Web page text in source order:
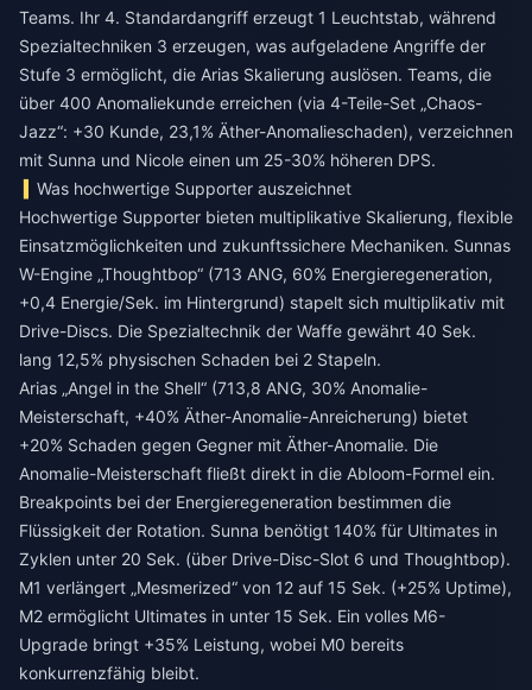
Teams. Ihr 4. Standardangriff erzeugt 1 Leuchtstab, während
Spezialtechniken 3 erzeugen, was aufgeladene Angriffe der
Stufe 3 ermöglicht, die Arias Skalierung auslösen. Teams, die
über 400 Anomaliekunde erreichen (via 4-Teile-Set „Chaos-
Jazz“: +30 Kunde, 23,1% Äther-Anomalieschaden), verzeichnen
mit Sunna und Nicole einen um 25-30% höheren DPS.
Was hochwertige Supporter auszeichnet
Hochwertige Supporter bieten multiplikative Skalierung, flexible
Einsatzmöglichkeiten und zukunftssichere Mechaniken. Sunnas
W-Engine „Thoughtbop“ (713 ANG, 60% Energieregeneration,
+0,4 Energie/Sek. im Hintergrund) stapelt sich multiplikativ mit
Drive-Discs. Die Spezialtechnik der Waffe gewährt 40 Sek.
lang 12,5% physischen Schaden bei 2 Stapeln.
Arias „Angel in the Shell“ (713,8 ANG, 30% Anomalie-
Meisterschaft, +40% Äther-Anomalie-Anreicherung) bietet
+20% Schaden gegen Gegner mit Äther-Anomalie. Die
Anomalie-Meisterschaft fließt direkt in die Abloom-Formel ein.
Breakpoints bei der Energieregeneration bestimmen die
Flüssigkeit der Rotation. Sunna benötigt 140% für Ultimates in
Zyklen unter 20 Sek. (über Drive-Disc-Slot 6 und Thoughtbop).
M1 verlängert „Mesmerized“ von 12 auf 15 Sek. (+25% Uptime),
M2 ermöglicht Ultimates in unter 15 Sek. Ein volles M6-
Upgrade bringt +35% Leistung, wobei M0 bereits
konkurrenzfähig bleibt.